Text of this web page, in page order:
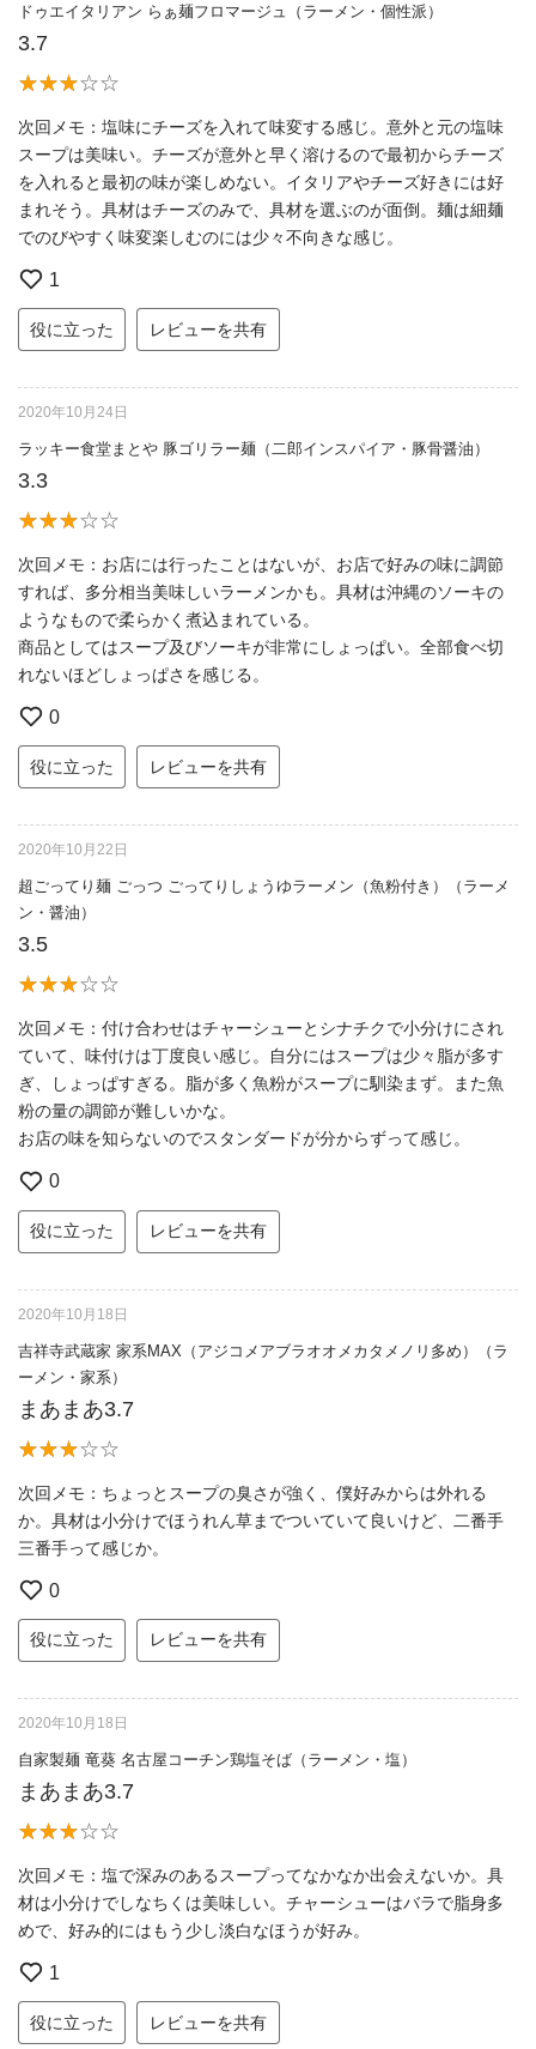
ドゥエイタリアン らぁ麺フロマージュ（ラーメン・個性派）
3.7
次回メモ：塩味にチーズを入れて味変する感じ。意外と元の塩味
スープは美味い。チーズが意外と早く溶けるので最初からチーズ
を入れると最初の味が楽しめない。イタリアやチーズ好きには好
まれそう。具材はチーズのみで、具材を選ぶのが面倒。麺は細麺
でのびやすく味変楽しむのには少々不向きな感じ。
1
役に立った レビューを共有
2020年10月24日
ラッキー食堂まとや 豚ゴリラー麺（二郎インスパイア・豚骨醤油）
3.3
次回メモ：お店には行ったことはないが、お店で好みの味に調節
すれば、多分相当美味しいラーメンかも。具材は沖縄のソーキの
ようなもので柔らかく煮込まれている。
商品としてはスープ及びソーキが非常にしょっぱい。全部食べ切
れないほどしょっぱさを感じる。
0
役に立った レビューを共有
2020年10月22日
超ごってり麺 ごっつ ごってりしょうゆラーメン（魚粉付き）（ラーメ
ン・醤油）
3.5
次回メモ：付け合わせはチャーシューとシナチクで小分けにされ
ていて、味付けは丁度良い感じ。自分にはスープは少々脂が多す
ぎ、しょっぱすぎる。脂が多く魚粉がスープに馴染まず。また魚
粉の量の調節が難しいかな。
お店の味を知らないのでスタンダードが分からずって感じ。
0
役に立った レビューを共有
2020年10月18日
吉祥寺武蔵家 家系MAX（アジコメアブラオオメカタメノリ多め）（ラ
ーメン・家系）
まあまあ3.7
次回メモ：ちょっとスープの臭さが強く、僕好みからは外れる
か。具材は小分けでほうれん草までついていて良いけど、二番手
三番手って感じか。
0
役に立った レビューを共有
2020年10月18日
自家製麺 竜葵 名古屋コーチン鶏塩そば（ラーメン・塩）
まあまあ3.7
次回メモ：塩で深みのあるスープってなかなか出会えないか。具
材は小分けでしなちくは美味しい。チャーシューはバラで脂身多
めで、好み的にはもう少し淡白なほうが好み。
1
役に立った レビューを共有